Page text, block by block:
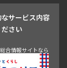
目黒
サービス内容
さい
合情報サイトなら